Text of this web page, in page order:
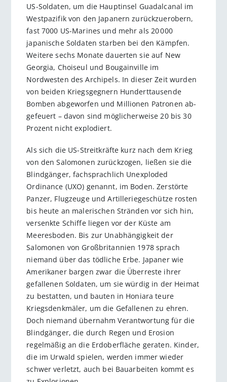
US-Soldaten, um die Hauptinsel Guadalcanal im
Westpazifik von den Japanern zurückzuerobern,
fast 7000 US-Marines und mehr als 20 000
japanische Soldaten starben bei den Kämpfen.
Weitere sechs Monate dauerten sie auf New
Georgia, Choiseul und Bougainville im
Nordwesten des Archipels. In dieser Zeit wurden
von beiden Kriegsgegnern Hunderttausende
Bomben abgeworfen und Millionen Patronen ab­
gefeuert – davon sind möglicherweise 20 bis 30
Prozent nicht explodiert.
Als sich die US-Streitkräfte kurz nach dem Krieg
von den Salomonen zurückzogen, ließen sie die
Blindgänger, fachsprachlich Un­exploded
Ordinance (UXO) genannt, im Boden. Zerstörte
Panzer, Flugzeuge und Artilleriegeschütze rosten
bis heute an malerischen Stränden vor sich hin,
versenkte Schiffe liegen vor der Küste am
Meeresboden. Bis zur Unabhängigkeit der
Salomonen von Großbritannien 1978 sprach
niemand über das tödliche Erbe. Japaner wie
Amerikaner bargen zwar die Überreste ihrer
gefallenen Soldaten, um sie würdig in der Heimat
zu bestatten, und bauten in Honiara teure
Kriegsdenkmäler, um die Gefallenen zu ehren.
Doch niemand übernahm Verantwortung für die
Blindgänger, die durch Regen und Erosion
regelmäßig an die Erdoberfläche geraten. Kinder,
die im Urwald spielen, werden immer wieder
schwer verletzt, auch bei Bauarbeiten kommt es